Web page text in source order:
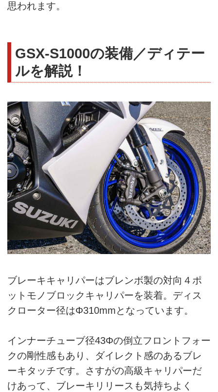
思われます。
GSX-S1000の装備／ディテー
ルを解説！
ブレーキキャリパーはブレンボ製の対向４ポ
ットモノブロックキャリパーを装着。ディス
クローター径はΦ310mmとなっています。
インナーチューブ径43Φの倒立フロントフォー
クの剛性感もあり、ダイレクト感のあるブレ
ーキタッチです。さすがの高級キャリパーだ
けあって、ブレーキリリースも気持ちよく